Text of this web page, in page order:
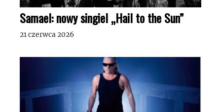
Samael: nowy singiel „Hail to the Sun”
21 czerwca 2026